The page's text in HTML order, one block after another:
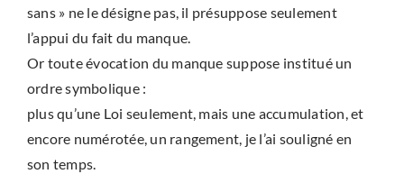
sans » ne le désigne pas, il présuppose seulement
l’appui du fait du manque.
Or toute évocation du manque suppose institué un
ordre symbolique :
plus qu’une Loi seulement, mais une accumulation, et
encore numérotée, un rangement, je l’ai souligné en
son temps.